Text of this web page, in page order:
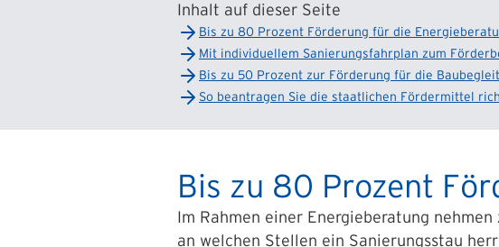
Inhalt auf dieser Seite
Bis zu 80 Prozent Förderung für die
Mit individuellem Sanierungsfahrplan zum
Bis zu 50 Prozent zur Förderung für die
So beantragen Sie die staatlichen Fördermittel
Bis zu 80 Prozent
Im Rahmen einer Energieberatung
an welchen Stellen ein Sanierungsstau